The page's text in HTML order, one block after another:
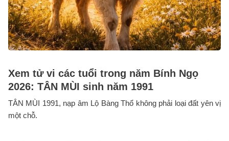
Xem tử vi các tuổi trong năm Bính Ngọ
2026: TÂN MÙI sinh năm 1991
TÂN MÙI 1991, nạp âm Lộ Bàng Thổ không phải loại đất yên vị
một chỗ.